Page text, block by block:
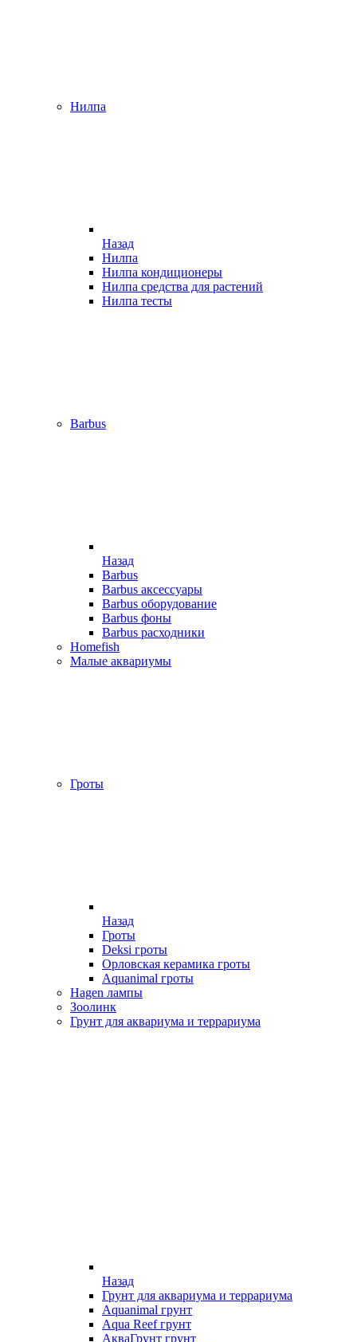
Нилпа
Назад
Нилпа
Нилпа кондиционеры
Нилпа средства для растений
Нилпа тесты
Barbus
Назад
Barbus
Barbus аксессуары
Barbus оборудование
Barbus фоны
Barbus расходники
Homefish
Малые аквариумы
Гроты
Назад
Гроты
Deksi гроты
Орловская керамика гроты
Aquanimal гроты
Hagen лампы
Зоолинк
Грунт для аквариума и террариума
Назад
Грунт для аквариума и террариума
Aquanimal грунт
Aqua Reef грунт
АкваГрунт грунт